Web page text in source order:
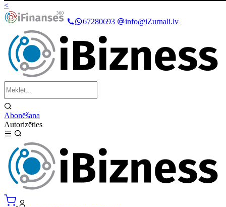
<
67280693
info@iZurnali.lv
Abonēšana
Autorizēties